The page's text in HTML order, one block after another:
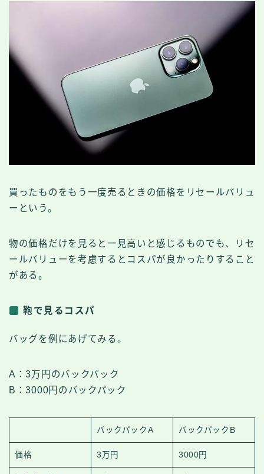
買ったものをもう一度売るときの価格をリセールバリュ
ーという。
物の価格だけを見ると一見高いと感じるものでも、リセ
ールバリューを考慮するとコスパが良かったりすること
がある。
鞄で見るコスパ
バッグを例にあげてみる。
A：3万円のバックパック
B：3000円のバックパック
バックパックA バックパックB
価格 3万円 3000円